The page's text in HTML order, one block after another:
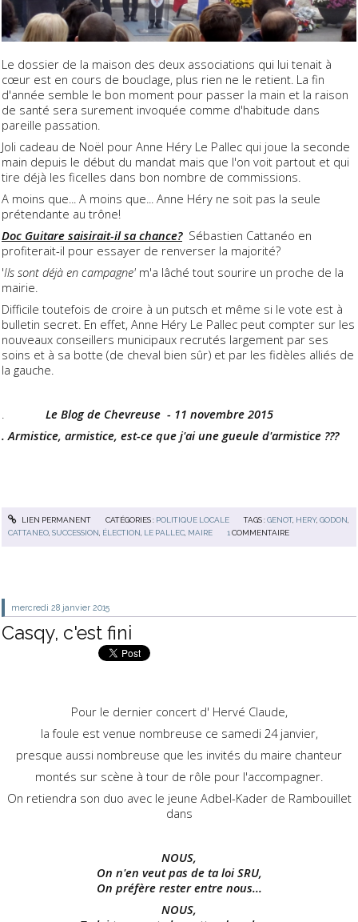
Le dossier de la maison des deux associations qui lui tenait à
cœur est en cours de bouclage, plus rien ne le retient. La fin
d'année semble le bon moment pour passer la main et la raison
de santé sera surement invoquée comme d'habitude dans
pareille passation.
Joli cadeau de Noël pour Anne Héry Le Pallec qui joue la seconde
main depuis le début du mandat mais que l'on voit partout et qui
tire déjà les ficelles dans bon nombre de commissions.
A moins que... A moins que... Anne Héry ne soit pas la seule
prétendante au trône!
Doc Guitare saisirait-il sa chance?Sébastien Cattanéo en
profiterait-il pour essayer de renverser la majorité?
'Ils sont déjà en campagne' m'a lâché tout sourire un proche de la
mairie.
Difficile toutefois de croire à un putsch et même si le vote est à
bulletin secret. En effet, Anne Héry Le Pallec peut compter sur les
nouveaux conseillers municipaux recrutés largement par ses
soins et à sa botte (de cheval bien sûr) et par les fidèles alliés de
la gauche.
Le Blog de Chevreuse - 11 novembre 2015
. Armistice, armistice, est-ce que j'ai une gueule d'armistice ???
LIEN PERMANENT CATÉGORIES : POLITIQUE LOCALE TAGS :GENOT, HERY,GODON,
CATTANEO,SUCCESSION, ÉLECTION, LE PALLEC, MAIRE 1 COMMENTAIRE
mercredi 28 janvier 2015
Casqy, c'est fini
Pour le dernier concert d' Hervé Claude,
la foule est venue nombreuse ce samedi 24 janvier,
presque aussi nombreuse que les invités du maire chanteur
montés sur scène à tour de rôle pour l'accompagner.
On retiendra son duo avec le jeune Adbel-Kader de Rambouillet
dans
NOUS,
On n'en veut pas de ta loi SRU,
On préfère rester entre nous...
NOUS,